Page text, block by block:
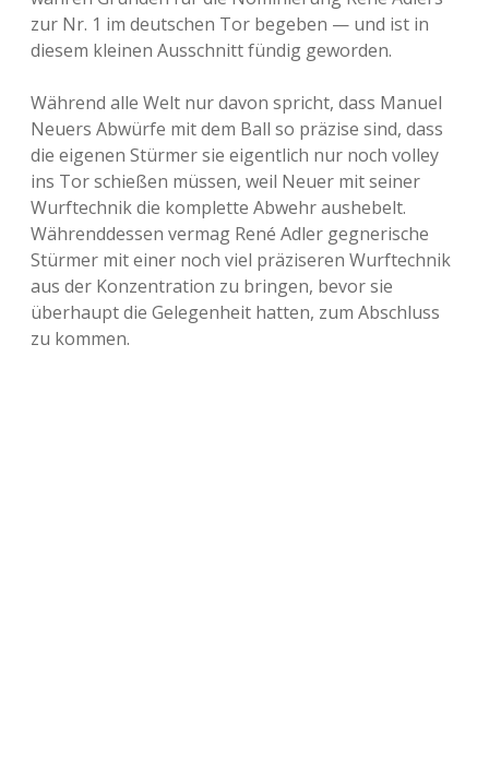
zur Nr. 1 im deutschen Tor begeben — und ist in
diesem kleinen Ausschnitt fündig geworden.
Während alle Welt nur davon spricht, dass Manuel
Neuers Abwürfe mit dem Ball so präzise sind, dass
die eigenen Stürmer sie eigentlich nur noch volley
ins Tor schießen müssen, weil Neuer mit seiner
Wurftechnik die komplette Abwehr aushebelt.
Währenddessen vermag René Adler gegnerische
Stürmer mit einer noch viel präziseren Wurftechnik
aus der Konzentration zu bringen, bevor sie
überhaupt die Gelegenheit hatten, zum Abschluss
zu kommen.